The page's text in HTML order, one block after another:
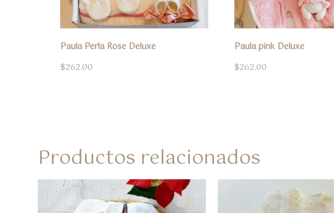
Paula Perla Rose Deluxe
$262.00
Paula pink Deluxe
$262.00
Productos relacionados